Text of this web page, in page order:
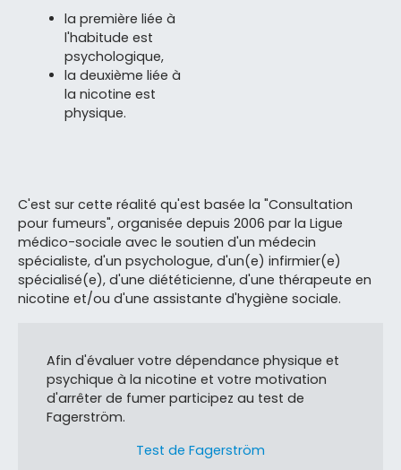
la première liée à
l'habitude est
psychologique,
la deuxième liée à
la nicotine est
physique.
C'est sur cette réalité qu'est basée la "Consultation
pour fumeurs", organisée depuis 2006 par la Ligue
médico-sociale avec le soutien d'un médecin
spécialiste, d'un psychologue, d'un(e) infirmier(e)
spécialisé(e), d'une diététicienne, d'une thérapeute en
nicotine et/ou d'une assistante d'hygiène sociale.
Afin d'évaluer votre dépendance physique et
psychique à la nicotine et votre motivation
d'arrêter de fumer participez au test de
Fagerström.
Test de Fagerström